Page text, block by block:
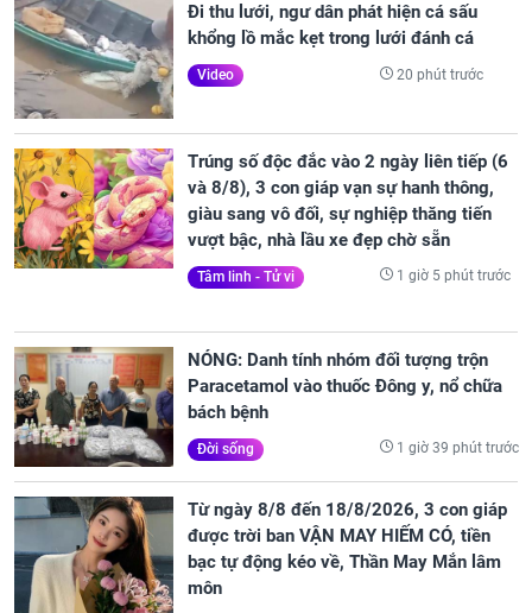
Đi thu lưới, ngư dân phát hiện cá sấu
khổng lồ mắc kẹt trong lưới đánh cá
Video 20 phút trước
Trúng số độc đắc vào 2 ngày liên tiếp (6
và 8/8), 3 con giáp vạn sự hanh thông,
giàu sang vô đối, sự nghiệp thăng tiến
vượt bậc, nhà lầu xe đẹp chờ sẵn
Tâm linh - Tử vi 1 giờ 5 phút trước
NÓNG: Danh tính nhóm đối tượng trộn
Paracetamol vào thuốc Đông y, nổ chữa
bách bệnh
Đời sống 1 giờ 39 phút trước
Từ ngày 8/8 đến 18/8/2026, 3 con giáp
được trời ban VẬN MAY HIẾM CÓ, tiền
bạc tự động kéo về, Thần May Mắn lâm
môn